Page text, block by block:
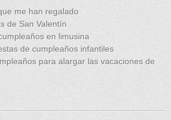
me han regalado
de San Valentín
en limusina
de cumpleaños infantiles
para alargar las vacaciones de